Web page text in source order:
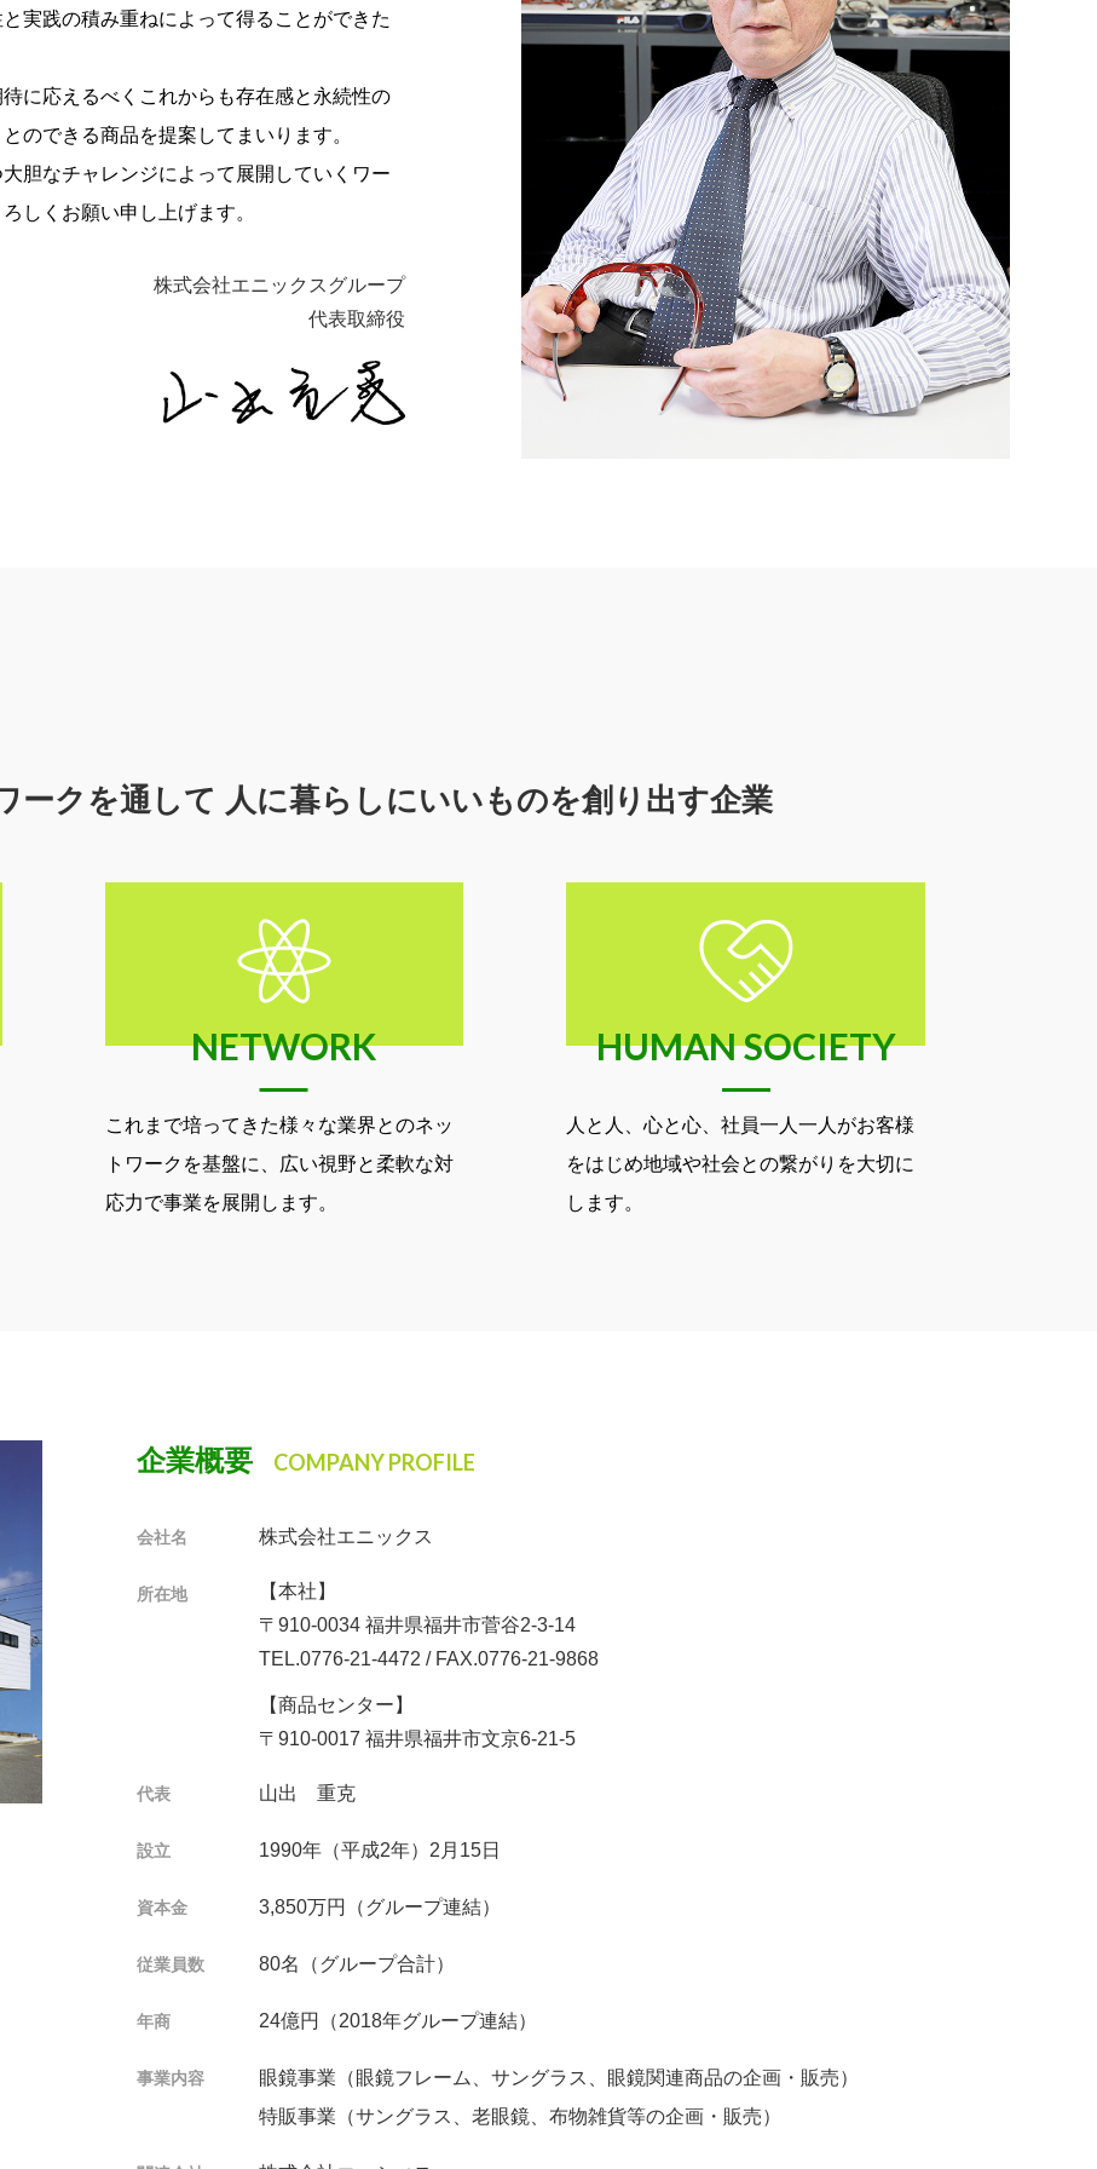
実践の積み重ねによって得ることができた
に応えるべくこれからも存在感と永続性の
のできる商品を提案してまいります。
胆なチャレンジによって展開していくワー
しくお願い申し上げます。
株式会社エニックスグループ
代表取締役
ークを通して 人に暮らしにいいものを創り出す企業
NETWORK
これまで培ってきた様々な業界とのネッ
トワークを基盤に、広い視野と柔軟な対
応力で事業を展開します。
HUMAN SOCIETY
人と人、心と心、社員一人一人がお客様
をはじめ地域や社会との繋がりを大切に
します。
企業概要 COMPANY PROFILE
会社名 株式会社エニックス
所在地
【本社】
〒910-0034 福井県福井市菅谷2-3-14
TEL.0776-21-4472 / FAX.0776-21-9868
【商品センター】
〒910-0017 福井県福井市文京6-21-5
代表 山出 重克
設立 1990年（平成2年）2月15日
資本金 3,850万円（グループ連結）
従業員数 80名（グループ合計）
年商 24億円（2018年グループ連結）
事業内容
眼鏡事業（眼鏡フレーム、サングラス、眼鏡関連商品の企画・販売）
特販事業（サングラス、老眼鏡、布物雑貨等の企画・販売）